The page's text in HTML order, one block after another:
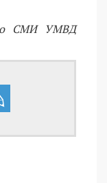
СМИ УМВД